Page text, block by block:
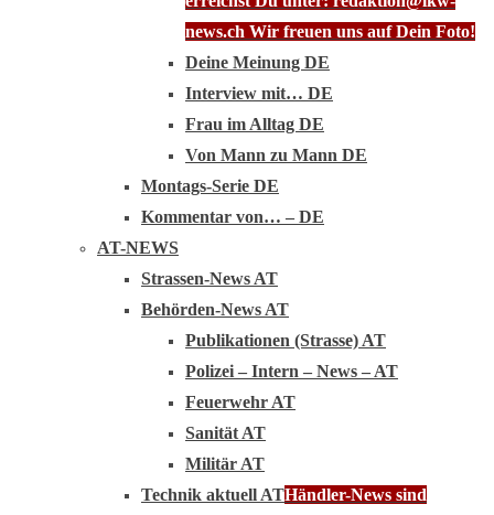
news.ch Wir freuen uns auf Dein Foto!
Deine Meinung DE
Interview mit… DE
Frau im Alltag DE
Von Mann zu Mann DE
Montags-Serie DE
Kommentar von… – DE
AT-NEWS
Strassen-News AT
Behörden-News AT
Publikationen (Strasse) AT
Polizei – Intern – News – AT
Feuerwehr AT
Sanität AT
Militär AT
Technik aktuell ATHändler-News sind